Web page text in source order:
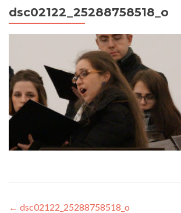
dsc02122_25288758518_o
← dsc02122_25288758518_o